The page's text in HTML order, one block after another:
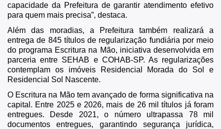
capacidade da Prefeitura de garantir atendimento efetivo
para quem mais precisa”, destaca.
Além das moradias, a Prefeitura também realizará a
entrega de 845 títulos de regularização fundiária por meio
do programa Escritura na Mão, iniciativa desenvolvida em
parceria entre SEHAB e COHAB-SP. As regularizações
contemplam os imóveis Residencial Morada do Sol e
Residencial Sol Nascente.
O Escritura na Mão tem avançado de forma significativa na
capital. Entre 2025 e 2026, mais de 26 mil títulos já foram
entregues. Desde 2021, o número ultrapassa 78 mil
documentos entregues, garantindo segurança jurídica,